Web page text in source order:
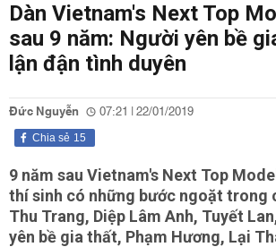
Dàn Vietnam's Next Top
sau 9 năm: Người yên bề
lận đận tình duyên
Đức Nguyễn 07:21 | 22/01/2019
15
Chia sẻ
9 năm sau Vietnam's Next Top
thí sinh có những bước ngoặt trong
Thu Trang, Diệp Lâm Anh, Tuyết
yên bề gia thất, Phạm Hương, Lại